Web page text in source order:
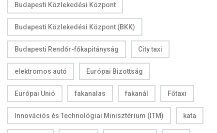
Budapesti Közlekedési Központ
Budapesti Közlekedési Központ (BKK)
Budapesti Rendőr-főkapitányság City taxi
elektromos autó Európai Bizottság
Európai Unió fakanalas fakanál Főtaxi
Innovációs és Technológiai Minisztérium (ITM) kata